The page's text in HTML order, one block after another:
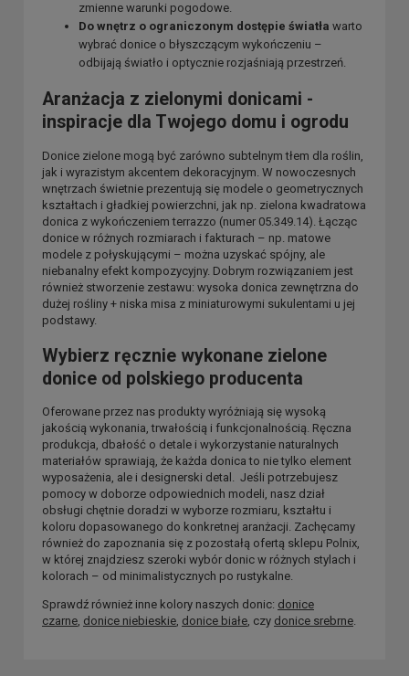
zmienne warunki pogodowe.
Do wnętrz o ograniczonym dostępie światła warto
wybrać donice o błyszczącym wykończeniu –
odbijają światło i optycznie rozjaśniają przestrzeń.
Aranżacja z zielonymi donicami -
inspiracje dla Twojego domu i ogrodu
Donice zielone mogą być zarówno subtelnym tłem dla roślin,
jak i wyrazistym akcentem dekoracyjnym. W nowoczesnych
wnętrzach świetnie prezentują się modele o geometrycznych
kształtach i gładkiej powierzchni, jak np. zielona kwadratowa
donica z wykończeniem terrazzo (numer 05.349.14). Łącząc
donice w różnych rozmiarach i fakturach – np. matowe
modele z połyskującymi – można uzyskać spójny, ale
niebanalny efekt kompozycyjny. Dobrym rozwiązaniem jest
również stworzenie zestawu: wysoka donica zewnętrzna do
dużej rośliny + niska misa z miniaturowymi sukulentami u jej
podstawy.
Wybierz ręcznie wykonane zielone
donice od polskiego producenta
Oferowane przez nas produkty wyróżniają się wysoką
jakością wykonania, trwałością i funkcjonalnością. Ręczna
produkcja, dbałość o detale i wykorzystanie naturalnych
materiałów sprawiają, że każda donica to nie tylko element
wyposażenia, ale i designerski detal. Jeśli potrzebujesz
pomocy w doborze odpowiednich modeli, nasz dział
obsługi chętnie doradzi w wyborze rozmiaru, kształtu i
koloru dopasowanego do konkretnej aranżacji. Zachęcamy
również do zapoznania się z pozostałą ofertą sklepu Polnix,
w której znajdziesz szeroki wybór donic w różnych stylach i
kolorach – od minimalistycznych po rustykalne.
Sprawdź również inne kolory naszych donic: donice
czarne donice niebieskie donice białe , czy donice srebrne